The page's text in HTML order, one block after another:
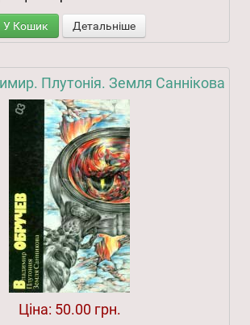
У Кошик Детальніше
Плутонія. Земля Саннікова
Ціна: 50.00 грн.